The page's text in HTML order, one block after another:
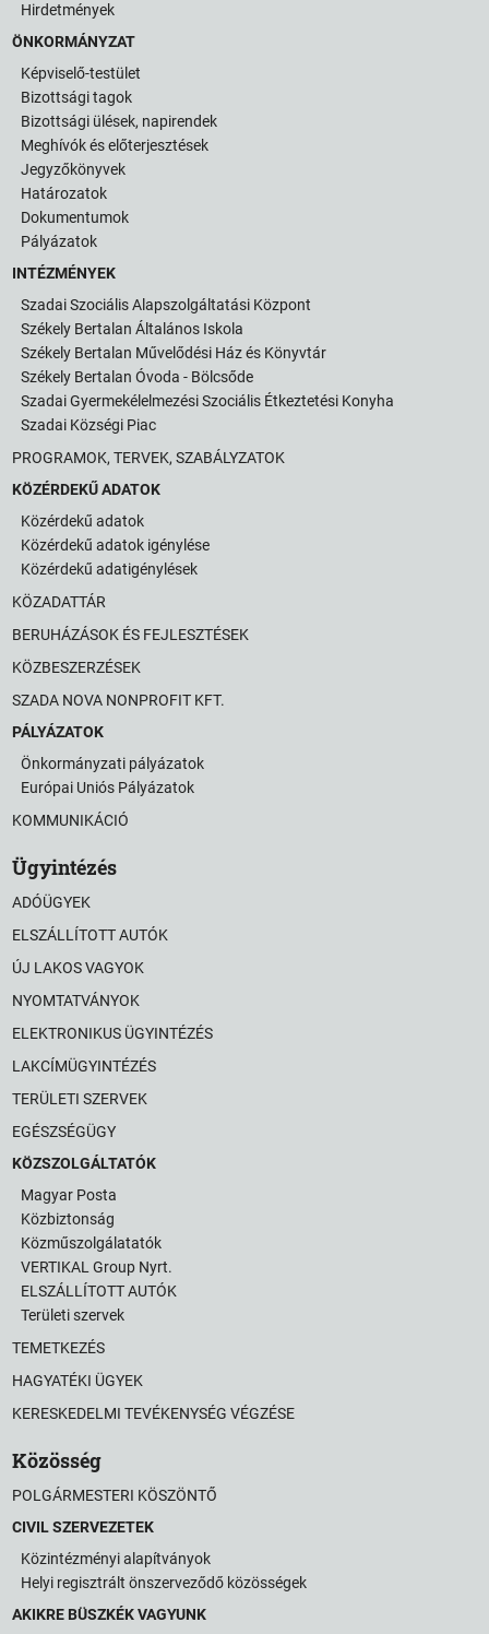
Hirdetmények
ÖNKORMÁNYZAT
Képviselő-testület
Bizottsági tagok
Bizottsági ülések, napirendek
Meghívók és előterjesztések
Jegyzőkönyvek
Határozatok
Dokumentumok
Pályázatok
INTÉZMÉNYEK
Szadai Szociális Alapszolgáltatási Központ
Székely Bertalan Általános Iskola
Székely Bertalan Művelődési Ház és Könyvtár
Székely Bertalan Óvoda - Bölcsőde
Szadai Gyermekélelmezési Szociális Étkeztetési Konyha
Szadai Községi Piac
PROGRAMOK, TERVEK, SZABÁLYZATOK
KÖZÉRDEKŰ ADATOK
Közérdekű adatok
Közérdekű adatok igénylése
Közérdekű adatigénylések
KÖZADATTÁR
BERUHÁZÁSOK ÉS FEJLESZTÉSEK
KÖZBESZERZÉSEK
SZADA NOVA NONPROFIT KFT.
PÁLYÁZATOK
Önkormányzati pályázatok
Európai Uniós Pályázatok
KOMMUNIKÁCIÓ
Ügyintézés
ADÓÜGYEK
ELSZÁLLÍTOTT AUTÓK
ÚJ LAKOS VAGYOK
NYOMTATVÁNYOK
ELEKTRONIKUS ÜGYINTÉZÉS
LAKCÍMÜGYINTÉZÉS
TERÜLETI SZERVEK
EGÉSZSÉGÜGY
KÖZSZOLGÁLTATÓK
Magyar Posta
Közbiztonság
Közműszolgálatatók
VERTIKAL Group Nyrt.
ELSZÁLLÍTOTT AUTÓK
Területi szervek
TEMETKEZÉS
HAGYATÉKI ÜGYEK
KERESKEDELMI TEVÉKENYSÉG VÉGZÉSE
Közösség
POLGÁRMESTERI KÖSZÖNTŐ
CIVIL SZERVEZETEK
Közintézményi alapítványok
Helyi regisztrált önszerveződő közösségek
AKIKRE BÜSZKÉK VAGYUNK